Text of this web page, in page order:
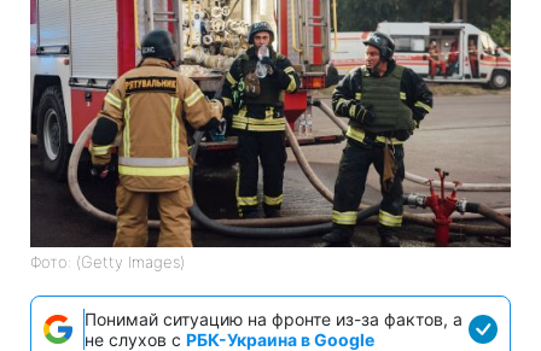
Фото: (Getty Images)
Понимай ситуацию на фронте из-за фактов, а
не слухов с РБК-Украина в Google